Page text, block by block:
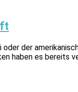
der
haben es bereits